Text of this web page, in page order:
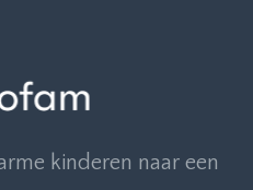
kinderen naar een